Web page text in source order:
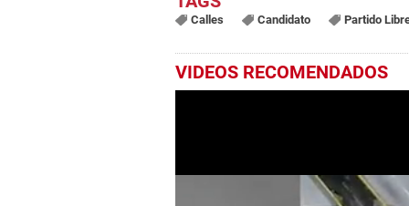
Calles Candidato Partido
VIDEOS RECOMENDADOS